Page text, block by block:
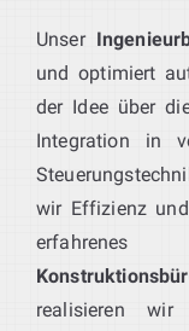
Unser
und optimiert
der Idee über
Integration in
wir Effizienz
erfahrenes
realisieren wir